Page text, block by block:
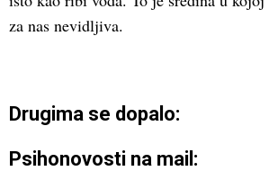
za nas nevidljiva.
Drugima se dopalo:
Psihonovosti na mail: